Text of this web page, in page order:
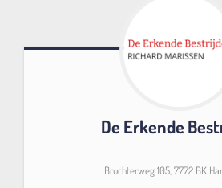
De Erkende
Bruchterweg 105, 7772 BK